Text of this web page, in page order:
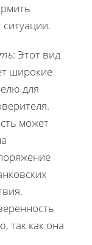
: Этот вид
широкие
для
может
так как она